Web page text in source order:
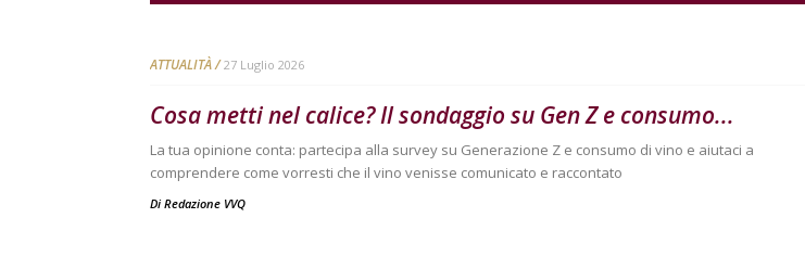
ATTUALITÀ 27 Luglio 2026
Cosa metti nel calice? Il sondaggio su Gen Z e consumo...
La tua opinione conta: partecipa alla survey su Generazione Z e consumo di vino e aiutaci a
comprendere come vorresti che il vino venisse comunicato e raccontato
Di Redazione VVQ